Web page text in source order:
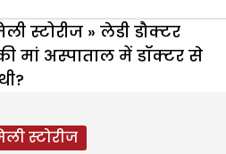
स्टोरीज » लेडी डौक्टर
मां अस्पाताल में डॉक्टर से
स्टोरीज